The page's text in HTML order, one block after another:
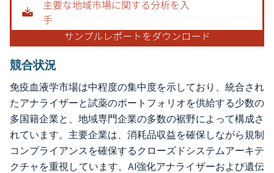
競合状況
免疫血液学市場は中程度の集中度を示しており、統合され
たアナライザーと試薬のポートフォリオを供給する少数の
多国籍企業と、地域専門企業の多数の裾野によって構成さ
れています。主要企業は、消耗品収益を確保しながら規制
コンプライアンスを確保するクローズドシステムアーキテ
クチャを重視しています。AI強化アナライザーおよび遺伝